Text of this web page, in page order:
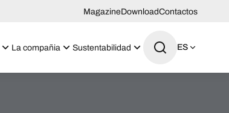
MagazineDownloadContactos
La compañia Sustentabilidad ES